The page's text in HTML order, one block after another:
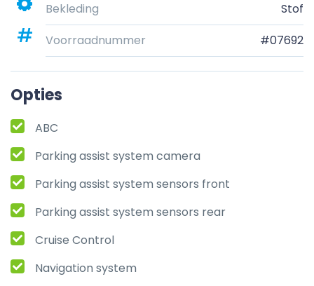
Bekleding
Stof
Voorraadnummer
#07692
Opties
ABC
Parking assist system camera
Parking assist system sensors front
Parking assist system sensors rear
Cruise Control
Navigation system